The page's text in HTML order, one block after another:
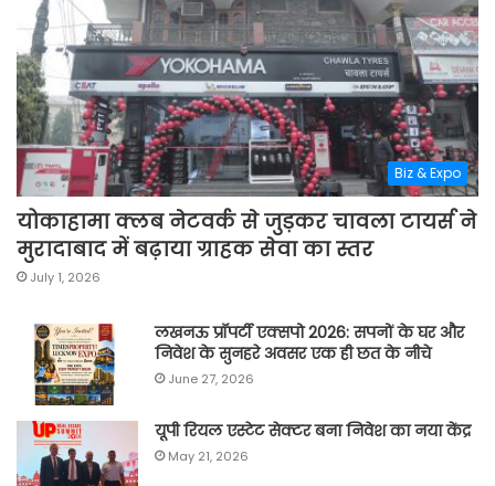
Biz & Expo
योकाहामा क्लब नेटवर्क से जुड़कर चावला टायर्स ने
मुरादाबाद में बढ़ाया ग्राहक सेवा का स्तर
July 1, 2026
लखनऊ प्रॉपर्टी एक्सपो 2026: सपनों के घर और
निवेश के सुनहरे अवसर एक ही छत के नीचे
June 27, 2026
यूपी रियल एस्टेट सेक्टर बना निवेश का नया केंद्र
May 21, 2026